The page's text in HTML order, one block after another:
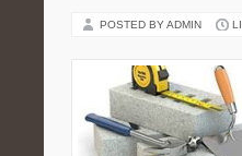
POSTED BY ADMIN